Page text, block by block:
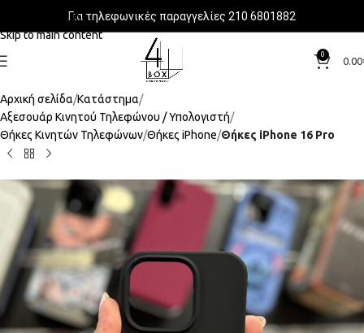
Skip to navigation
Skip to main content
Για τηλεφωνικές παραγγελίες 210 6801882
0
0.00
Αρχική σελίδα Κατάστημα
Αξεσουάρ Κινητού Τηλεφώνου / Υπολογιστή
Θήκες Κινητών Τηλεφώνων Θήκες iPhone Θήκες iPhone 16 Pro